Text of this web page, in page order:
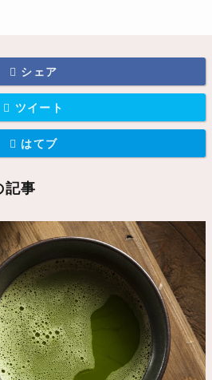
シェア
ツイート
はてブ
記事